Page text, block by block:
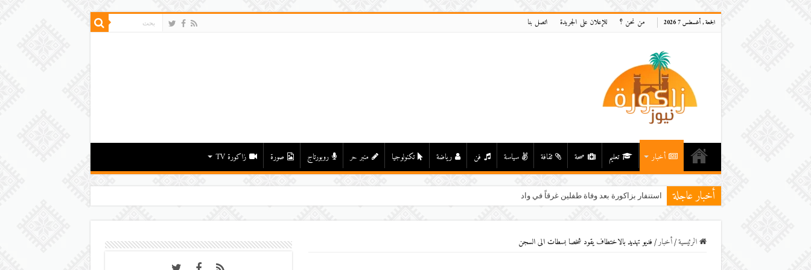
الجمعة , أغسطس 7 2026 من نحن ؟ للإعلان على الجريدة اتصل بنا
أخبار تعليم صحة ثقافة سياسة فن رياضة تكنولوجيا منبر حر روبورتاج صورة زاكورة TV
أخبار عاجلة استنفار بزاكورة بعد وفاة طفلين غرقاً في واد درعة بأولاد يحيى لكراير
الرئيسية/أخبار/فديو تهديد بالاختطاف يقود شخصا بسطات الى السجن